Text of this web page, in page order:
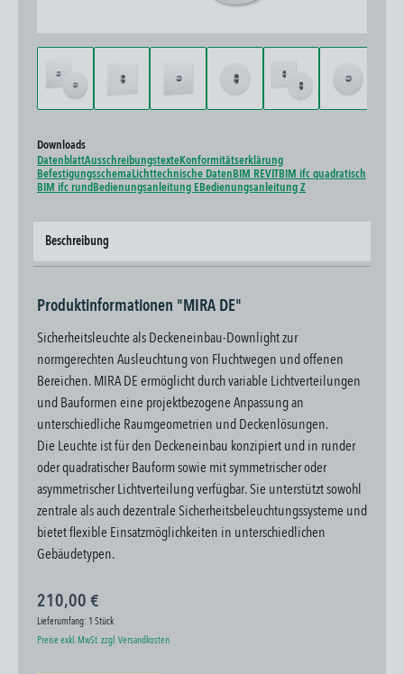
Downloads
DatenblattAusschreibungstexteKonformitätserklärung
Befestigungsschema Lichttechnische Daten BIM REVITBIM ifc quadratisch
BIM ifc rund Bedienungsanleitung EBedienungsanleitung Z
Beschreibung
Produktinformationen "MIRA DE"
Sicherheitsleuchte als Deckeneinbau-Downlight zur
normgerechten Ausleuchtung von Fluchtwegen und offenen
Bereichen. MIRA DE ermöglicht durch variable Lichtverteilungen
und Bauformen eine projektbezogene Anpassung an
unterschiedliche Raumgeometrien und Deckenlösungen.
Die Leuchte ist für den Deckeneinbau konzipiert und in runder
oder quadratischer Bauform sowie mit symmetrischer oder
asymmetrischer Lichtverteilung verfügbar. Sie unterstützt sowohl
zentrale als auch dezentrale Sicherheitsbeleuchtungssysteme und
bietet flexible Einsatzmöglichkeiten in unterschiedlichen
Gebäudetypen.
210,00 €
Lieferumfang: 1 Stück
Preise exkl. MwSt. zzgl. Versandkosten